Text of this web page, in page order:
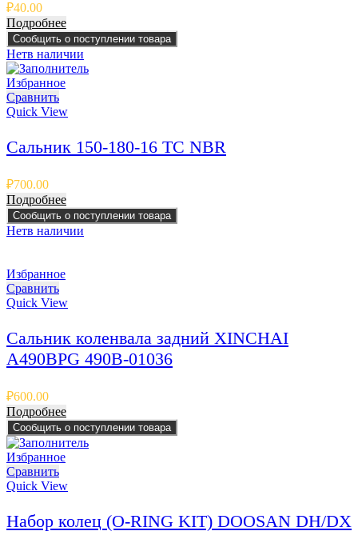
₽40.00
Подробнее
Сообщить о поступлении товара
Нетв наличии
Избранное
Сравнить
Quick View
Сальник 150-180-16 TC NBR
₽700.00
Подробнее
Сообщить о поступлении товара
Нетв наличии
Избранное
Сравнить
Quick View
Сальник коленвала задний XINCHAI
A490BPG 490B-01036
₽600.00
Подробнее
Сообщить о поступлении товара
Избранное
Сравнить
Quick View
Набор колец (O-RING KIT) DOOSAN DH/DX